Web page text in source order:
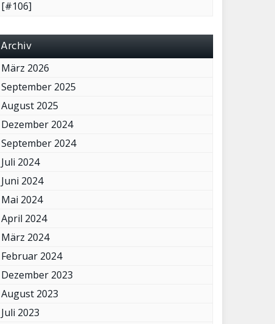
[#106]
Archiv
März 2026
September 2025
August 2025
Dezember 2024
September 2024
Juli 2024
Juni 2024
Mai 2024
April 2024
März 2024
Februar 2024
Dezember 2023
August 2023
Juli 2023